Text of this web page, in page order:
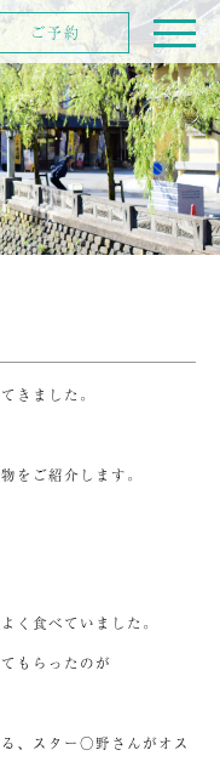
きました。
をご紹介します。
く食べていました。
もらったのが
、スター○野さんがオス
ご予約